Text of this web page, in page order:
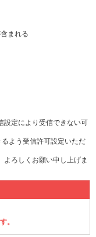
まれる
設定により受信できない可
よう受信許可設定いただ
ろしくお願い申し上げま
。